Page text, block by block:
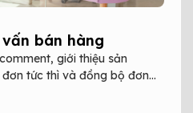
bán hàng
giới thiệu sản
tức thì và đồng bộ đơn